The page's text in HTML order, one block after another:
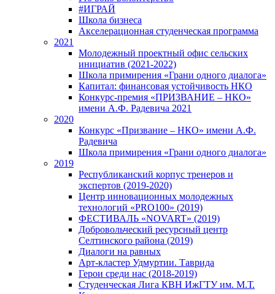
#ИГРАЙ
Школа бизнеса
Акселерационная студенческая программа
2021
Молодежный проектный офис сельских
инициатив (2021-2022)
Школа примирения «Грани одного диалога»
Капитал: финансовая устойчивость НКО
Конкурс-премия «ПРИЗВАНИЕ – НКО»
имени А.Ф. Радевича 2021
2020
Конкурс «Призвание – НКО» имени А.Ф.
Радевича
Школа примирения «Грани одного диалога»
2019
Республиканский корпус тренеров и
экспертов (2019-2020)
Центр инновационных молодежных
технологий «PRO100» (2019)
ФЕСТИВАЛЬ «NOVART» (2019)
Добровольческий ресурсный центр
Селтинского района (2019)
Диалоги на равных
Арт-кластер Удмуртии. Таврида
Герои среди нас (2018-2019)
Студенческая Лига КВН ИжГТУ им. М.Т.